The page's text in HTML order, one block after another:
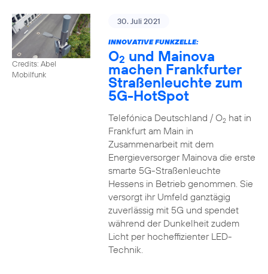
Credits: Abel
Mobilfunk
30. Juli 2021
INNOVATIVE FUNKZELLE:
O2 und Mainova
machen Frankfurter
Straßenleuchte zum
5G-HotSpot
Telefónica Deutschland / O2hat in
Frankfurt am Main in
Zusammenarbeit mit dem
Energieversorger Mainova die erste
smarte 5G-Straßenleuchte
Hessens in Betrieb genommen. Sie
versorgt ihr Umfeld ganztägig
zuverlässig mit 5G und spendet
während der Dunkelheit zudem
Licht per hocheffizienter LED-
Technik.